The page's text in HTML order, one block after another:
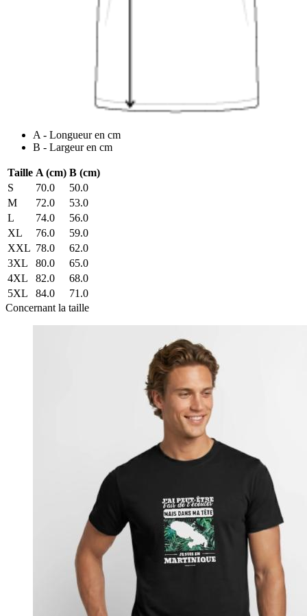
A - Longueur en cm
B - Largeur en cm
Taille A (cm) B (cm)
S
70.0
50.0
M
72.0
53.0
L
74.0
56.0
XL
76.0
59.0
XXL 78.0
62.0
3XL
80.0
65.0
4XL
82.0
68.0
5XL
84.0
71.0
Concernant la taille